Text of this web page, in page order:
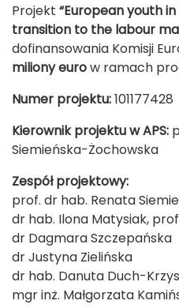
Projekt “European youth
transition to the labour
dofinansowania Komisji
miliony eurow ramach
Numer projektu:101177428
Kierownik projektu w APS:
Siemieńska-Żochowska
Zespół projektowy:
prof. dr hab. Renata
dr hab. Ilona Matysiak,
dr Dagmara Szczepańska
dr Justyna Zielińska
dr hab. Danuta Duch-
mgr inż. Małgorzata